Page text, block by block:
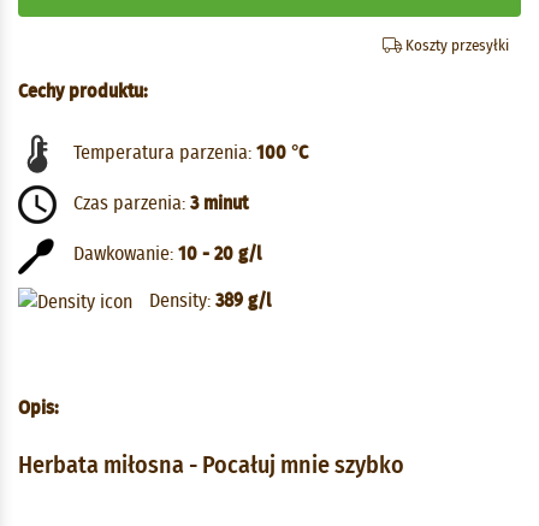
Koszty przesyłki
Cechy produktu:
Temperatura parzenia: 100 °C
Czas parzenia: 3 minut
Dawkowanie: 10 - 20 g/l
Density: 389 g/l
Opis:
Herbata miłosna - Pocałuj mnie szybko